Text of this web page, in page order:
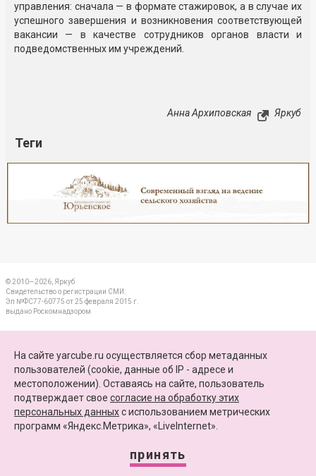
управления: сначала — в формате стажировок, а в случае их
успешного завершения и возникновения соответствующей
вакансии — в качестве сотрудников органов власти и
подведомственных им учреждений.
Анна Архиповская Яркуб
Теги
© 2010—2026, Яркуб
Свидетельство о регистрации СМИ:
Эл №ФС77-60775 от 25 февраля 2015 г.
выдано Роскомнадзором
ПАРТНЕРЫ
КАРТА САЙТА
+7 (4852) 64-15-52
Сайт функционирует при финансовой поддержке Министерства цифрового развития,
связи и массовых коммуникаций Российской Федерации
На сайте yarcube.ru осуществляется сбор метаданных
пользователей (cookie, данные об IP - адресе и
местоположении). Оставаясь на сайте, пользователь
подтверждает свое согласие на обработку этих
персональных данныхc использованием метрических
программ «Яндекс.Метрика», «LiveInternet».
принять